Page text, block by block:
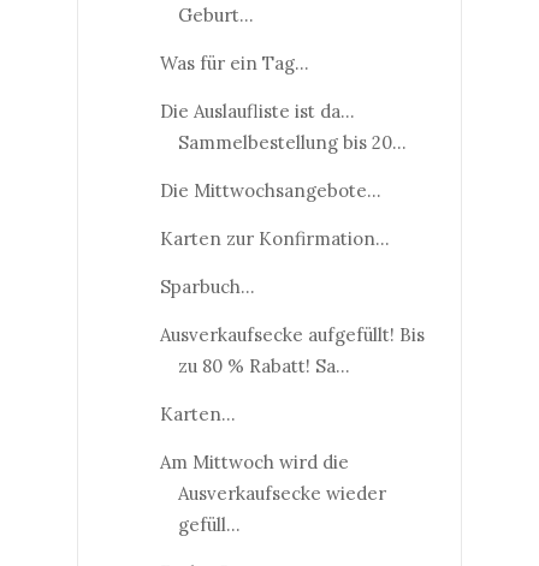
Geburt...
Was für ein Tag...
Die Auslaufliste ist da...
Sammelbestellung bis 20...
Die Mittwochsangebote...
Karten zur Konfirmation...
Sparbuch...
Ausverkaufsecke aufgefüllt! Bis
zu 80 % Rabatt! Sa...
Karten...
Am Mittwoch wird die
Ausverkaufsecke wieder
gefüll...